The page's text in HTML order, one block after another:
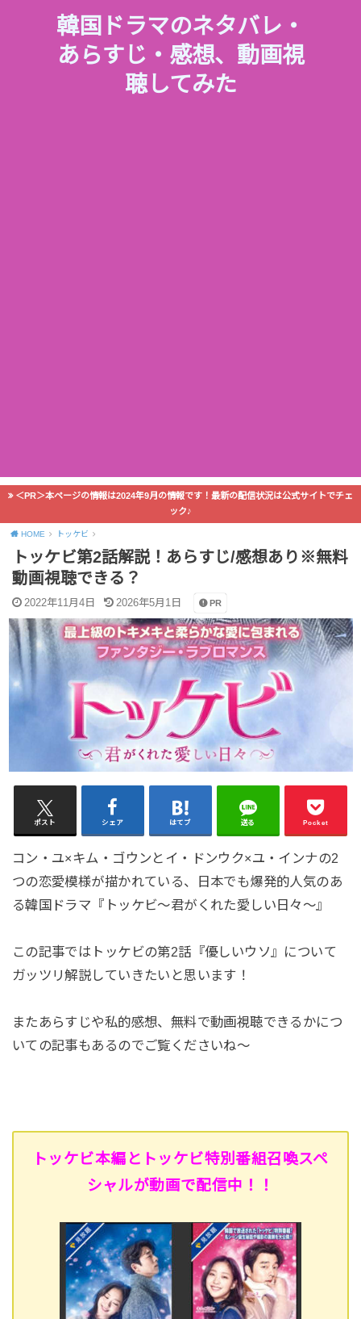
韓国ドラマのネタバレ・
あらすじ・感想、動画視
聴してみた
＜PR＞本ページの情報は2024年9月の情報です！最新の配信状況は公式サイトでチェ
ック♪
HOME トッケビ
トッケビ第2話解説！あらすじ/感想あり※無料
動画視聴できる？
2022年11月4日 2026年5月1日 PR
ポスト シェア はてブ 送る Pocket
コン・ユ×キム・ゴウンとイ・ドンウク×ユ・インナの2
つの恋愛模様が描かれている、日本でも爆発的人気のあ
る韓国ドラマ『トッケビ～君がくれた愛しい日々～』
この記事ではトッケビの第2話『優しいウソ』について
ガッツリ解説していきたいと思います！
またあらすじや私的感想、無料で動画視聴できるかにつ
いての記事もあるのでご覧くださいね～
トッケビ本編とトッケビ特別番組召喚スペ
シャルが動画で配信中！！